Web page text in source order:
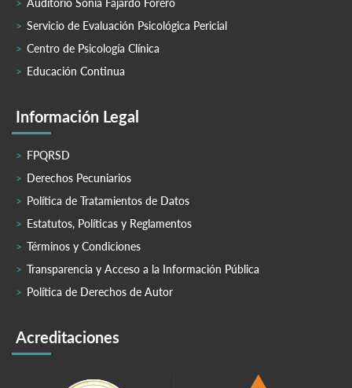
Auditorio Sonia Fajardo Forero
Servicio de Evaluación Psicológica Pericial
Centro de Psicología Clínica
Educación Continua
Información Legal
FPQRSD
Derechos Pecuniarios
Política de Tratamientos de Datos
Estatutos, Políticas y Reglamentos
Términos y Condiciones
Transparencia y Acceso a la Información Pública
Política de Derechos de Autor
Acreditaciones